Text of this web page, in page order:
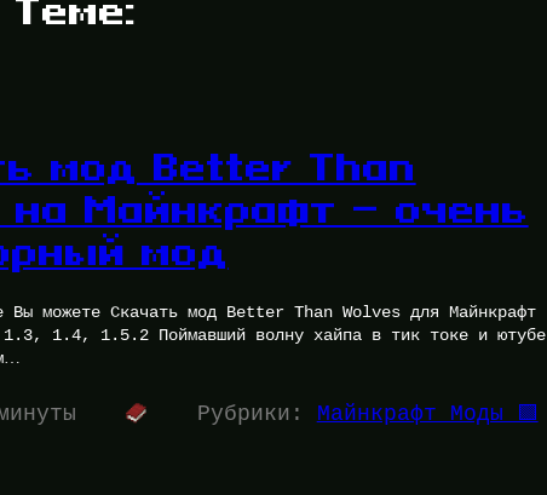
Теме:
мод Better Than
на Майнкрафт — очень
мод
Вы можете Скачать мод Better Than Wolves для Майнкрафт
1.4, 1.5.2 Поймавший волну хайпа в тик токе и ютубе
Рубрики: Майнкрафт Моды 🟩